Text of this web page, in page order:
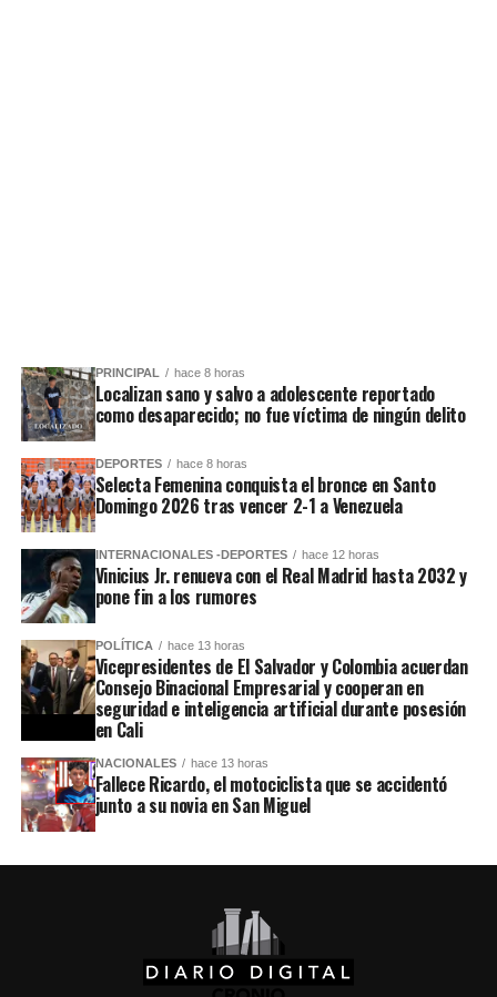
PRINCIPAL hace 8 horas
Localizan sano y salvo a adolescente reportado
como desaparecido; no fue víctima de ningún delito
DEPORTES hace 8 horas
Selecta Femenina conquista el bronce en Santo
Domingo 2026 tras vencer 2-1 a Venezuela
INTERNACIONALES -DEPORTES hace 12 horas
Vinicius Jr. renueva con el Real Madrid hasta 2032 y
pone fin a los rumores
POLÍTICA hace 13 horas
Vicepresidentes de El Salvador y Colombia acuerdan
Consejo Binacional Empresarial y cooperan en
seguridad e inteligencia artificial durante posesión
en Cali
NACIONALES hace 13 horas
Fallece Ricardo, el motociclista que se accidentó
junto a su novia en San Miguel